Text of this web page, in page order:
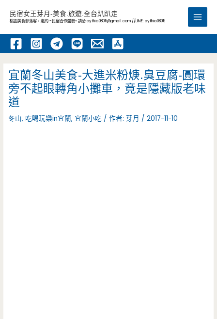
內
民宿女王芽月-美食.旅遊.全台趴趴走
桃園美食部落客，邀約 -民宿合作體驗~ 請洽cythia0805@gmail.com //LINE: cythia0805
Main
宜蘭冬山美食-大進米粉焿.臭豆腐-圓環
旁不起眼轉角小攤車，竟是隱藏版老味
道
冬山, 吃喝玩樂in宜蘭, 宜蘭小吃 / 作者:芽月 /2017-11-10